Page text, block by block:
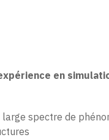
en
spectre de